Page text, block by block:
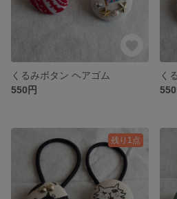
くるみボタン ヘアゴム
550円
く
残り1点